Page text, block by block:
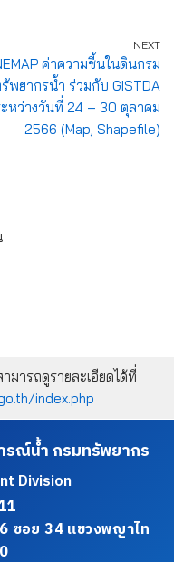
NEXT
ค่าความชื้นในดินกรม
พยากรน้ำ ร่วมกับ GISTDA
หว่างวันที่ 24 – 30 ตุลาคม
2566 (Map, Shapefile)
ารถดูรายละเอียดได้ที่
index.php
รณ์น้ำ กรมทรัพยากร
Division
ซอย 34 แขวงพญาไท